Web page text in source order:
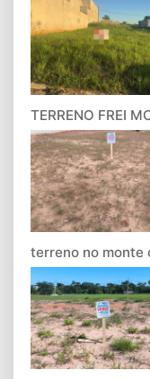
TERRENO FREI
terreno no monte